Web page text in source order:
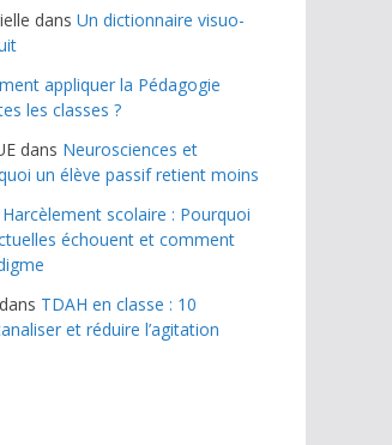
dans Un dictionnaire visuo-
appliquer la Pédagogie
les classes ?
dans Neurosciences et
un élève passif retient moins
Harcèlement scolaire : Pourquoi
échouent et comment
dans TDAH en classe : 10
et réduire l’agitation